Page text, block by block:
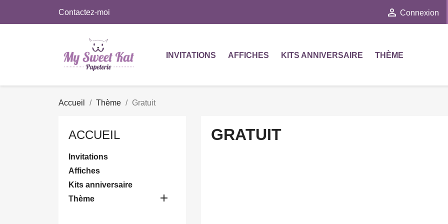
Contactez-moi  Connexion
INVITATIONS AFFICHES KITS ANNIVERSAIRE THÈME
Accueil Thème Gratuit
ACCUEIL
Invitations
Affiches
Kits anniversaire
Thème

GRATUIT